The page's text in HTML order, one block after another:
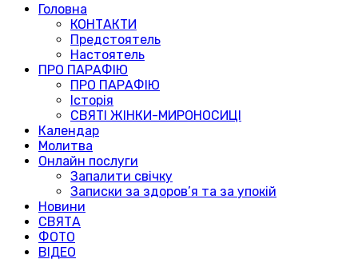
Головна
КОНТАКТИ
Предстоятель
Настоятель
ПРО ПАРАФІЮ
ПРО ПАРАФІЮ
Історія
СВЯТІ ЖІНКИ-МИРОНОСИЦІ
Календар
Молитва
Онлайн послуги
Запалити свічку
Записки за здоров’я та за упокій
Новини
СВЯТА
ФОТО
ВІДЕО